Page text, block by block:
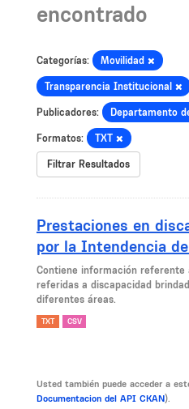
encontrado
Categorías: Movilidad
Transparencia Institucional
Publicadores: Departamento
Formatos: TXT
Filtrar Resultados
Prestaciones en
por la Intendencia
Contiene información
referidas a discapacidad
diferentes áreas.
TXT CSV
Usted también puede acceder a
Documentacion del API CKAN).